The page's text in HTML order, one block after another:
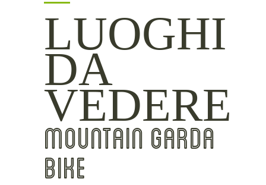
LUOGHI
DA
VEDERE
MOUNTAIN GARDA
BIKE